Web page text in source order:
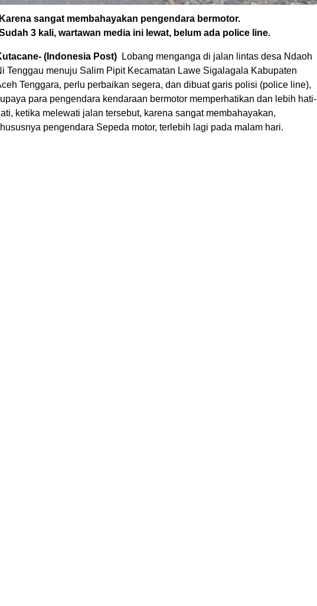
sangat membahayakan pengendara bermotor.
3 kali, wartawan media ini lewat, belum ada police line.
(Indonesia Post)
Lobang menganga di jalan lintas desa Ndaoh
Tenggau menuju Salim Pipit Kecamatan Lawe Sigalagala Kabupaten
Tenggara, perlu perbaikan segera, dan dibuat garis polisi (police line),
para pengendara kendaraan bermotor memperhatikan dan lebih hati-
ketika melewati jalan tersebut, karena sangat membahayakan,
pengendara Sepeda motor, terlebih lagi pada malam hari.